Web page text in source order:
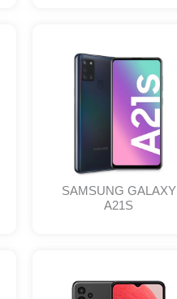
SAMSUNG GALAXY
A21S